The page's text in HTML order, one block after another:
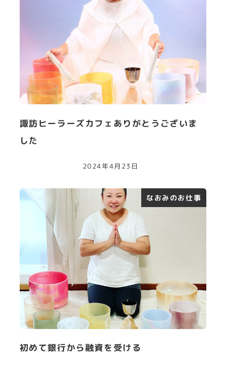
諏訪ヒーラーズカフェありがとうございま
した
2024年4月23日
なおみのお仕事
初めて銀行から融資を受ける